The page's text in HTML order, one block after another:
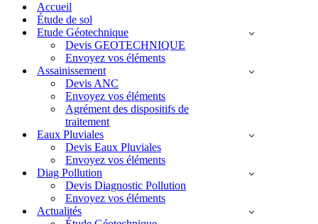
navigationAccueil
Étude de sol
Etude Géotechnique
Devis GEOTECHNIQUE
Envoyez vos éléments
Assainissement
Devis ANC
Envoyez vos éléments
Agrément des dispositifs de
traitement
Eaux Pluviales
Devis Eaux Pluviales
Envoyez vos éléments
Diag Pollution
Devis Diagnostic Pollution
Envoyez vos éléments
Actualités